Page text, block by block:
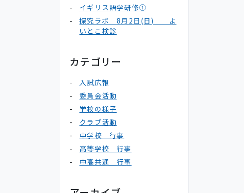
イギリス語学研修①
探究ラボ 8月2日(日) よ
いとこ検診
カテゴリー
入試広報
委員会活動
学校の様子
クラブ活動
中学校 行事
高等学校 行事
中高共通 行事